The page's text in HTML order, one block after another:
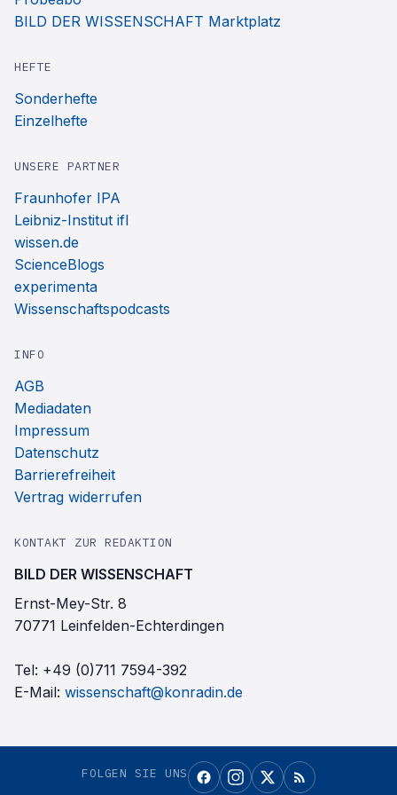
BILD DER WISSENSCHAFT Marktplatz
HEFTE
Sonderhefte
Einzelhefte
UNSERE PARTNER
Fraunhofer IPA
Leibniz-Institut ifl
wissen.de
ScienceBlogs
experimenta
Wissenschaftspodcasts
INFO
AGB
Mediadaten
Impressum
Datenschutz
Barrierefreiheit
Vertrag widerrufen
KONTAKT ZUR REDAKTION
BILD DER WISSENSCHAFT
Ernst-Mey-Str. 8
70771 Leinfelden-Echterdingen
Tel: +49 (0)711 7594-392
E-Mail: wissenschaft@konradin.de
FOLGEN SIE UNS